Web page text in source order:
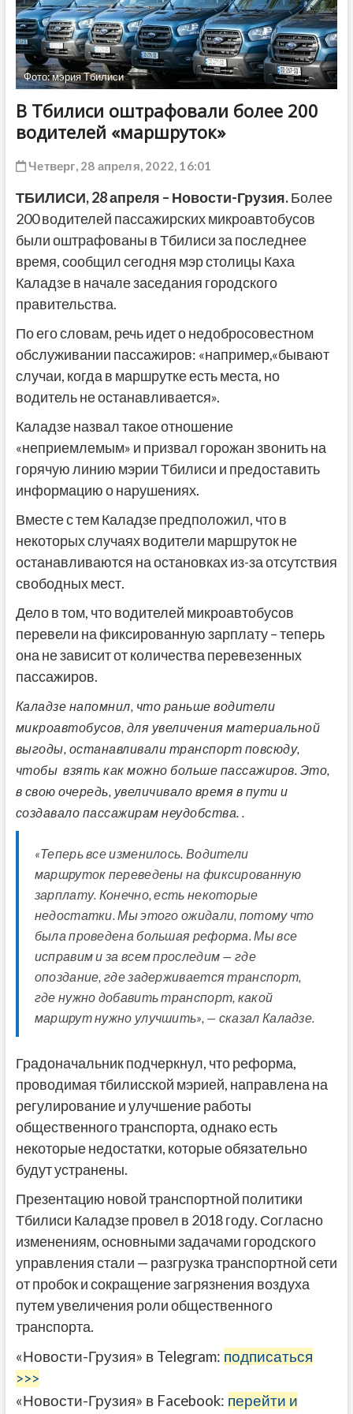
Фото: мэрия Тбилиси
В Тбилиси оштрафовали более 200
водителей «маршруток»
Четверг, 28 апреля, 2022, 16:01
ТБИЛИСИ, 28 апреля – Новости-Грузия.Более
200 водителей пассажирских микроавтобусов
были оштрафованы в Тбилиси за последнее
время, сообщил сегодня мэр столицы Каха
Каладзе в начале заседания городского
правительства.
По его словам, речь идет о недобросовестном
обслуживании пассажиров: «например,«бывают
случаи, когда в маршрутке есть места, но
водитель не останавливается».
Каладзе назвал такое отношение
«неприемлемым» и призвал горожан звонить на
горячую линию мэрии Тбилиси и предоставить
информацию о нарушениях.
Вместе с тем Каладзе предположил, что в
некоторых случаях водители маршруток не
останавливаются на остановках из-за отсутствия
свободных мест.
Дело в том, что водителей микроавтобусов
перевели на фиксированную зарплату – теперь
она не зависит от количества перевезенных
пассажиров.
Каладзе напомнил, что раньше водители
микроавтобусов, для увеличения материальной
выгоды, останавливали транспорт повсюду,
чтобы взять как можно больше пассажиров. Это,
в свою очередь, увеличивало время в пути и
создавало пассажирам неудобства. .
«Теперь все изменилось. Водители
маршруток переведены на фиксированную
зарплату. Конечно, есть некоторые
недостатки. Мы этого ожидали, потому что
была проведена большая реформа. Мы все
исправим и за всем проследим — где
опоздание, где задерживается транспорт,
где нужно добавить транспорт, какой
маршрут нужно улучшить», — сказал Каладзе.
Градоначальник подчеркнул, что реформа,
проводимая тбилисской мэрией, направлена на
регулирование и улучшение работы
общественного транспорта, однако есть
некоторые недостатки, которые обязательно
будут устранены.
Презентацию новой транспортной политики
Тбилиси Каладзе провел в 2018 году. Согласно
изменениям, основными задачами городского
управления стали — разгрузка транспортной сети
от пробок и сокращение загрязнения воздуха
путем увеличения роли общественного
транспорта.
«Новости-Грузия» в Telegram: подписаться
>>>
«Новости-Грузия» в Facebook: перейти и